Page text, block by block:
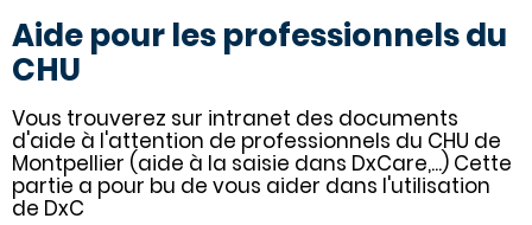
Aide pour les professionnels du
CHU
Vous trouverez sur intranet des documents
d'aide à l'attention de professionnels du CHU de
Montpellier (aide à la saisie dans DxCare,...) Cette
partie a pour bu de vous aider dans l'utilisation
de DxC